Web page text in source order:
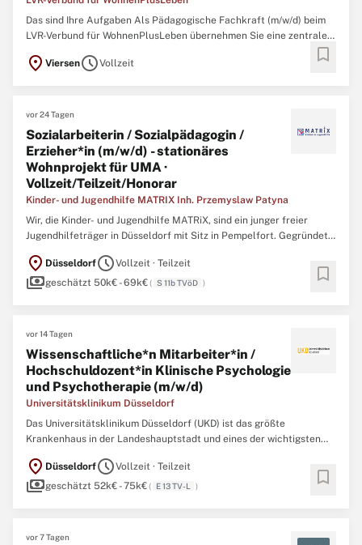
Das sind Ihre Aufgaben Als Pädagogische Fachkraft (m/w/d) beim
LVR-Verbund für WohnenPlusLeben übernehmen Sie eine zentrale
Beeinträchtigung und herausfordendem Verhalten. Ihre Arbeit ist
location_on ViersenscheduleVollzeit bookmark
vor 24 Tagen
Sozialarbeiterin / Sozialpädagogin /
Erzieher*in (m/w/d) - stationäres
Wohnprojekt für UMA ·
Vollzeit/Teilzeit/Honorar
Kinder- und Jugendhilfe MATRIX Inh. Przemyslaw Patyna
Wir, die Kinder- und Jugendhilfe MATRiX, sind ein junger freier
Jugendhilfeträger in Düsseldorf mit Sitz in Pempelfort. Gegründet
bieten wir seitdem Hilfen im Bereich der ambulanten Jugendhilfe
(§27 ff. SGB VIII) für Kinder, Jugendliche und ...
location_on DüsseldorfscheduleVollzeit · Teilzeit
paymentsgeschätzt 50k€ - 69k€( S 11b TVöD ) bookmark
vor 14 Tagen
Wissenschaftliche*n Mitarbeiter*in /
Hochschuldozent*in Klinische Psychologie
und Psychotherapie (m/w/d)
Universitätsklinikum Düsseldorf
Das Universitätsklinikum Düsseldorf (UKD) ist das größte
Krankenhaus in der Landeshauptstadt und eines der wichtigsten
Mitarbeiter in UKD und Tochterfirmen setzen sich dafür ein, dass
jährlich über 45.000 Patientinnen und Patienten stationär ...
location_on DüsseldorfscheduleVollzeit · Teilzeit
paymentsgeschätzt 52k€ - 75k€( E 13 TV-L ) bookmark
vor 7 Tagen